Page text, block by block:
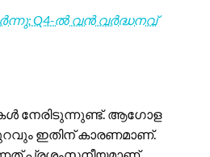
Q4-ൽ വൻ വർദ്ധനവ്
നേരിടുന്നുണ്ട്. ആഗോള
ഇതിന് കാരണമാണ്.